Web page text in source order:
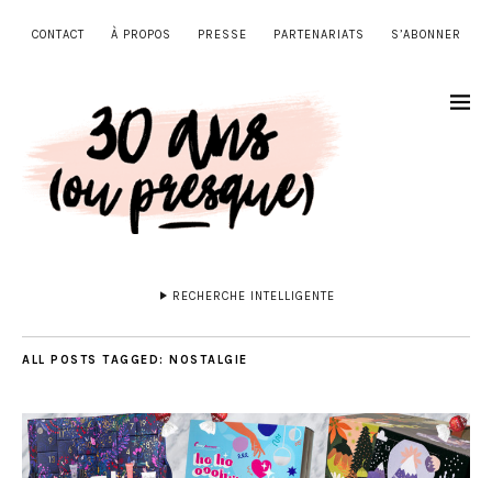
CONTACT À PROPOS PRESSE PARTENARIATS S’ABONNER
RECHERCHE INTELLIGENTE
ALL POSTS TAGGED: NOSTALGIE